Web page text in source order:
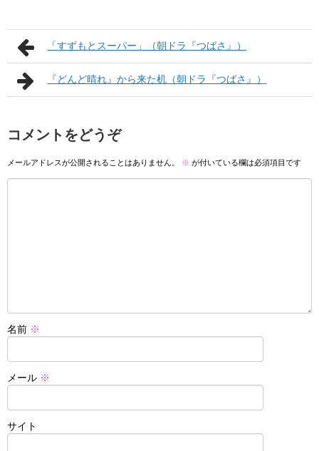
「すずもとスーパー」（朝ドラ『つばさ』）
『どんど晴れ』から来た机（朝ドラ『つばさ』）
コメントをどうぞ
メールアドレスが公開されることはありません。 ※ が付いている欄は必須項目です
名前 ※
メール ※
サイト